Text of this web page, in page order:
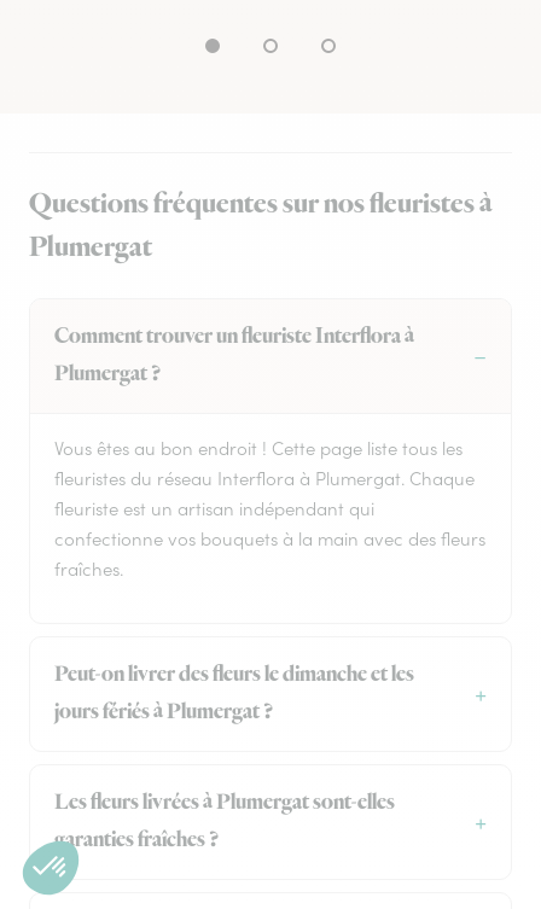
Questions fréquentes sur nos fleuristes à
Plumergat
Comment trouver un fleuriste Interflora à
Plumergat ?
Vous êtes au bon endroit ! Cette page liste tous les
fleuristes du réseau Interflora à Plumergat. Chaque
fleuriste est un artisan indépendant qui
confectionne vos bouquets à la main avec des fleurs
fraîches.
Peut-on livrer des fleurs le dimanche et les
jours fériés à Plumergat ?
Les fleurs livrées à Plumergat sont-elles
garanties fraîches ?